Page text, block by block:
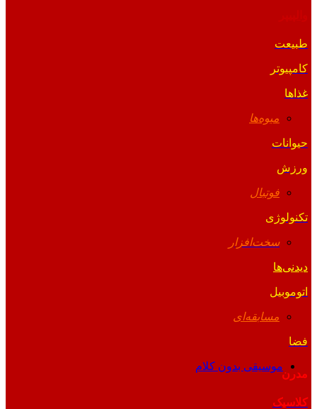
طبیعت
کامپیوتر
غذاها
میوه‌ها
حیوانات
ورزش
فوتبال
تکنولوژی
سخت‌افزار
دیدنی‌ها
اتوموبیل
مسابقه‌ای
فضا
موسیقی بدون کلام
مدرن
کلاسیک